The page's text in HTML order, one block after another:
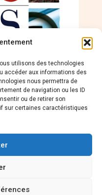
utilisons des technologies
accéder aux informations des
nous permettra de
de navigation ou les ID
ou de retirer son
sur certaines caractéristiques